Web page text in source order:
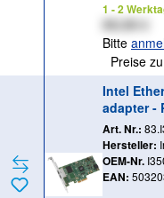
1 - 2
Bitte
Preise
Intel
adapter -
2
Art. Nr.:
Hersteller:
OEM-Nr.
EAN: